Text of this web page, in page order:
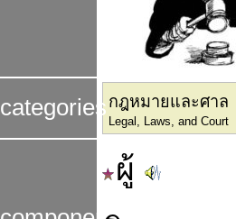
categories กฎหมายและศาล
Legal, Laws, and Court
ผู้